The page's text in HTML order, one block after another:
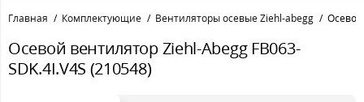
Главная Комплектующие Вентиляторы осевые Ziehl-abegg Осевой
Осевой вентилятор Ziehl-Abegg FB063-
SDK.4I.V4S (210548)